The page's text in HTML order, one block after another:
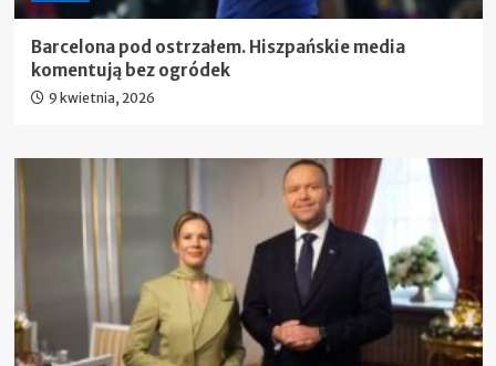
Barcelona pod ostrzałem. Hiszpańskie media
komentują bez ogródek
9 kwietnia, 2026